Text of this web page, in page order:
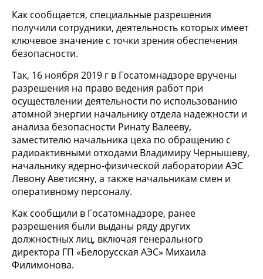
Как сообщается, специальные разрешения
получили сотрудники, деятельность которых имеет
ключевое значение с точки зрения обеспечения
безопасности.
Так, 16 ноября 2019 г в Госатомнадзоре вручены
разрешения на право ведения работ при
осуществлении деятельности по использованию
атомной энергии начальнику отдела надежности и
анализа безопасности Ринату Валееву,
заместителю начальника цеха по обращению с
радиоактивными отходами Владимиру Чернышеву,
начальнику ядерно-физической лаборатории АЭС
Левону Аветисяну, а также начальникам смен и
оперативному персоналу.
Как сообщили в Госатомнадзоре, ранее
разрешения были выданы ряду других
должностных лиц, включая генерального
директора ГП «Белорусская АЭС» Михаила
Филимонова.